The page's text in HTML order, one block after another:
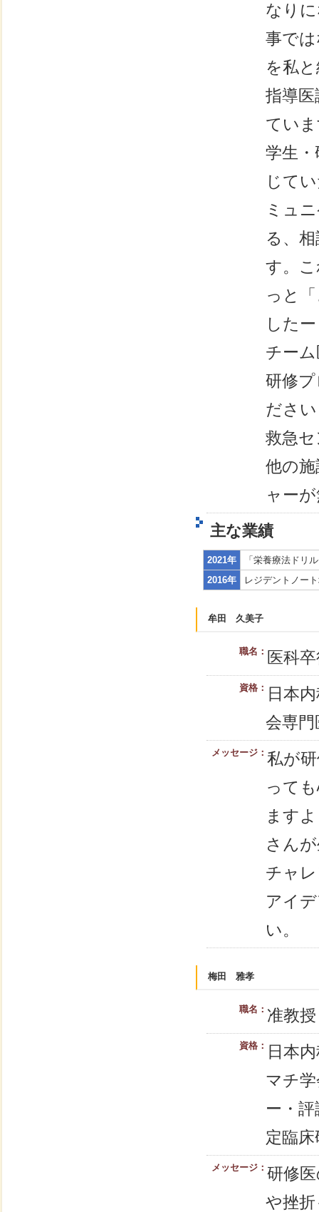
なり
事で
を私
指導
てい
学生
じて
ミュ
る、
す。
っと
した
チー
研修
ださ
救急
他の
ャー
主な業績
2021年
「栄養療法ドリ
2016年
レジデントノー
牟田 久美子
職名： 医科
資格：
日本
会専門
メッセージ： 私が
って
ます
さん
チャ
アイ
い。
梅田 雅孝
職名： 准教授
資格：
日本
マチ
ー・
定臨
メッセージ： 研修
や挫